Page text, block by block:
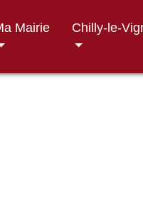
Mairie Chilly-le-